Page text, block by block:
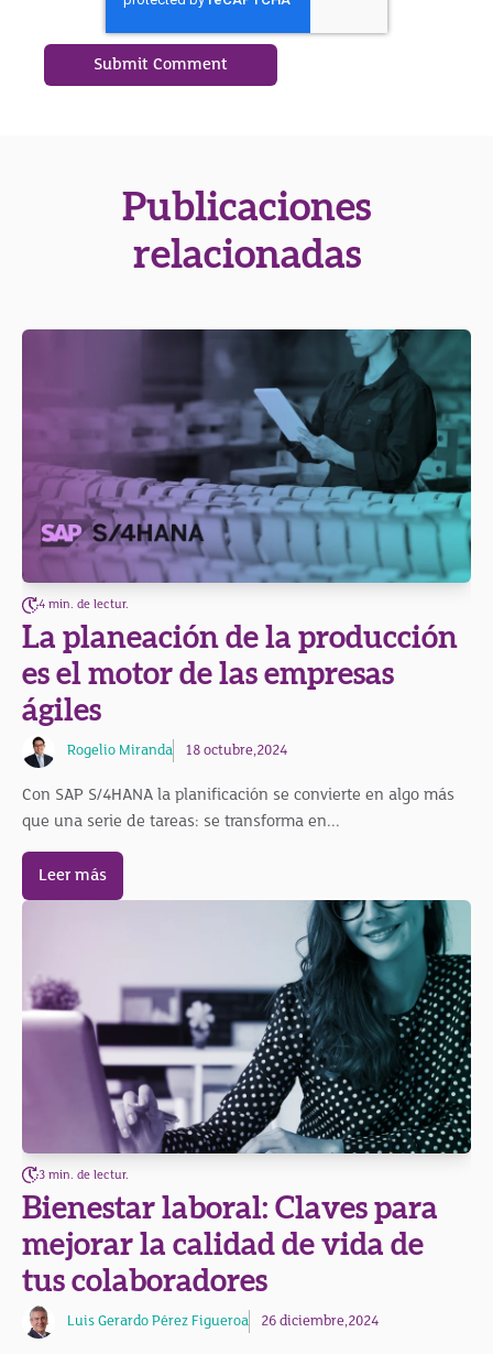
Publicaciones
relacionadas
4 min. de lectur.
La planeación de la producción
es el motor de las empresas
ágiles
Rogelio Miranda 18 octubre,2024
Con SAP S/4HANA la planificación se convierte en algo más
que una serie de tareas: se transforma en...
Leer más
3 min. de lectur.
Bienestar laboral: Claves para
mejorar la calidad de vida de
tus colaboradores
Luis Gerardo Pérez Figueroa 26 diciembre,2024